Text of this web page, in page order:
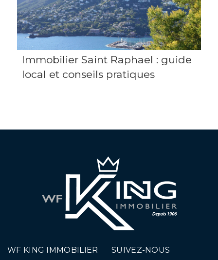
Immobilier Saint Raphael : guide
local et conseils pratiques
WF KING IMMOBILIER SUIVEZ-NOUS